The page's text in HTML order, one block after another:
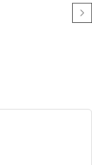
difíceis.